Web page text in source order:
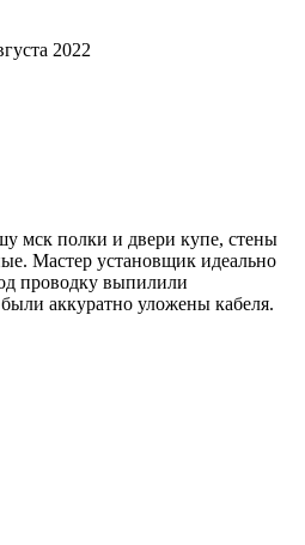
2022
мск полки и двери купе, стены
Мастер установщик идеально
проводку выпилили
аккуратно уложены кабеля.